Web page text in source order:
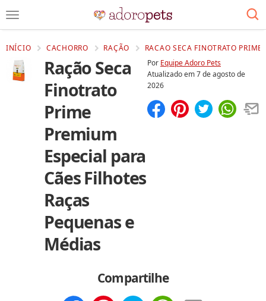
INÍCIO CACHORRO RAÇÃO RACAO SECA FINOTRATO
Ração Seca
Finotrato
Prime
Premium
Especial para
Cães Filhotes
Raças
Pequenas e
Médias
Por Equipe Adoro Pets
Atualizado em7 de agosto de
2026
Compartilhe